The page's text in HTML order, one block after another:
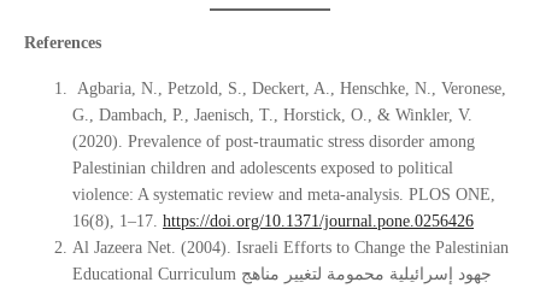
References
Agbaria, N., Petzold, S., Deckert, A., Henschke, N., Veronese,
G., Dambach, P., Jaenisch, T., Horstick, O., & Winkler, V.
(2020). Prevalence of post-traumatic stress disorder among
Palestinian children and adolescents exposed to political
violence: A systematic review and meta-analysis. PLOS ONE,
16(8), 1–17. https://doi.org/10.1371/journal.pone.0256426
Al Jazeera Net. (2004). Israeli Efforts to Change the Palestinian
Educational Curriculum جهود إسرائيلية محمومة لتغيير مناهج